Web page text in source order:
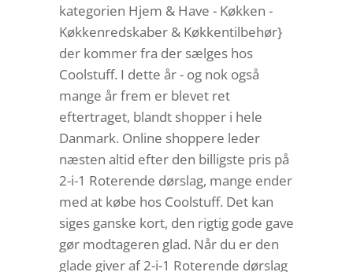
kategorien Hjem & Have - Køkken -
Køkkenredskaber & Køkkentilbehør}
der kommer fra der sælges hos
Coolstuff. I dette år - og nok også
mange år frem er blevet ret
eftertraget, blandt shopper i hele
Danmark. Online shoppere leder
næsten altid efter den billigste pris på
2-i-1 Roterende dørslag, mange ender
med at købe hos Coolstuff. Det kan
siges ganske kort, den rigtig gode gave
gør modtageren glad. Når du er den
glade giver af 2-i-1 Roterende dørslag